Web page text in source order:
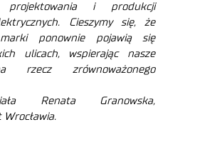
i produkcji
Cieszymy się, że
ponownie pojawią się
ulicach, wspierając nasze
rzecz zrównoważonego
Renata Granowska,